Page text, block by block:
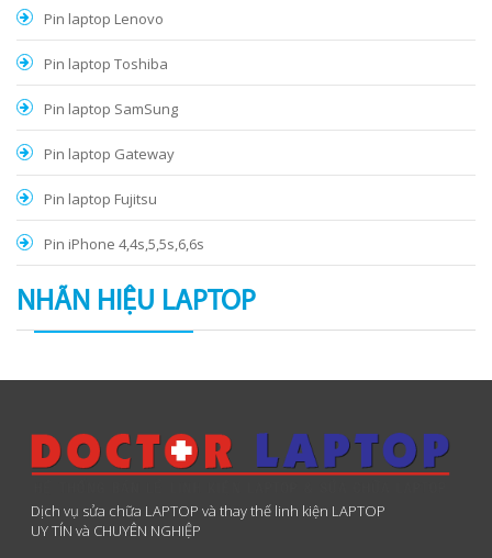
Pin laptop Lenovo
Pin laptop Toshiba
Pin laptop SamSung
Pin laptop Gateway
Pin laptop Fujitsu
Pin iPhone 4,4s,5,5s,6,6s
NHÃN HIỆU LAPTOP
Dịch vụ sửa chữa LAPTOP và thay thế linh kiện LAPTOP
UY TÍN và CHUYÊN NGHIỆP